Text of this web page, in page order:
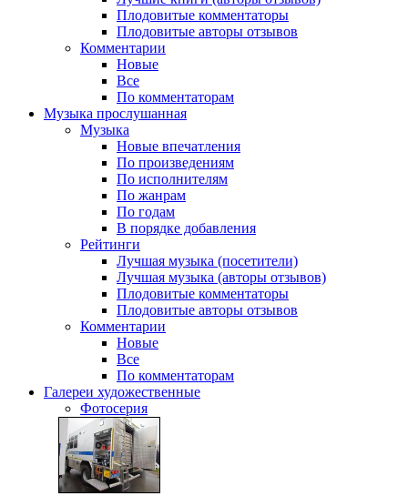
Плодовитые комментаторы
Плодовитые авторы отзывов
Комментарии
Новые
Все
По комментаторам
Музыка прослушанная
Музыка
Новые впечатления
По произведениям
По исполнителям
По жанрам
По годам
В порядке добавления
Рейтинги
Лучшая музыка (посетители)
Лучшая музыка (авторы отзывов)
Плодовитые комментаторы
Плодовитые авторы отзывов
Комментарии
Новые
Все
По комментаторам
Галереи художественные
Фотосерия